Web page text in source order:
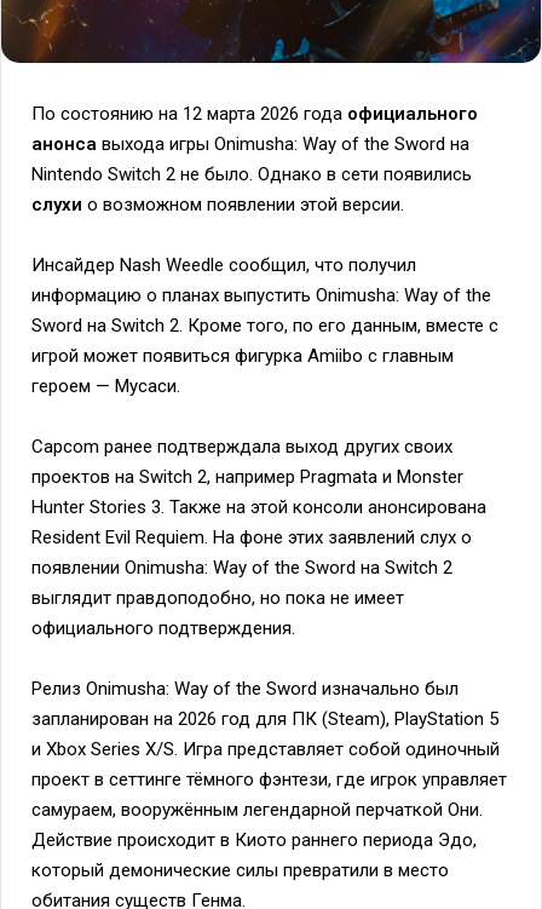
По состоянию на 12 марта 2026 года официального
анонса выхода игры Onimusha: Way of the Sword на
Nintendo Switch 2 не было. Однако в сети появились
слухи о возможном появлении этой версии.
Инсайдер Nash Weedle сообщил, что получил
информацию о планах выпустить Onimusha: Way of the
Sword на Switch 2. Кроме того, по его данным, вместе с
игрой может появиться фигурка Amiibo с главным
героем — Мусаси.
Capcom ранее подтверждала выход других своих
проектов на Switch 2, например Pragmata и Monster
Hunter Stories 3. Также на этой консоли анонсирована
Resident Evil Requiem. На фоне этих заявлений слух о
появлении Onimusha: Way of the Sword на Switch 2
выглядит правдоподобно, но пока не имеет
официального подтверждения.
Релиз Onimusha: Way of the Sword изначально был
запланирован на 2026 год для ПК (Steam), PlayStation 5
и Xbox Series X/S. Игра представляет собой одиночный
проект в сеттинге тёмного фэнтези, где игрок управляет
самураем, вооружённым легендарной перчаткой Они.
Действие происходит в Киото раннего периода Эдо,
который демонические силы превратили в место
обитания существ Генма.